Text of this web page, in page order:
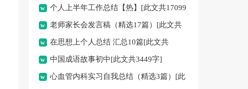
个人上半年工作总结【热】[此文共17099
字] 老师家长会发言稿（精选17篇）[此文共
21980字]
在思想上个人总结 汇总10篇[此文共
12890字]
中国成语故事初中[此文共3449字]
心血管内科实习自我总结（精选3篇）[此